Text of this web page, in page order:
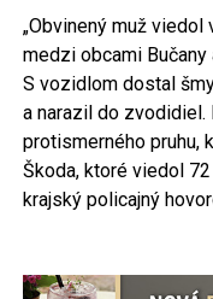
„Obvinený muž
medzi obcami Bučany
S vozidlom dostal
a narazil do
protismerného pruhu,
Škoda, ktoré viedol
krajský policajný